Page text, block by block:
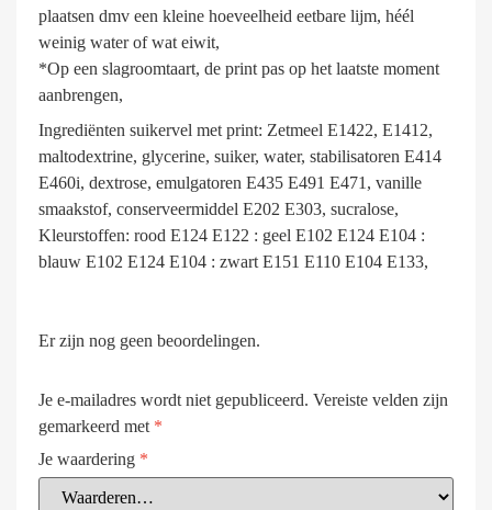
plaatsen dmv een kleine hoeveelheid eetbare lijm, héél
weinig water of wat eiwit,
*Op een slagroomtaart, de print pas op het laatste moment
aanbrengen,
Ingrediënten suikervel met print: Zetmeel E1422, E1412,
maltodextrine, glycerine, suiker, water, stabilisatoren E414
E460i, dextrose, emulgatoren E435 E491 E471, vanille
smaakstof, conserveermiddel E202 E303, sucralose,
Kleurstoffen: rood E124 E122 : geel E102 E124 E104 :
blauw E102 E124 E104 : zwart E151 E110 E104 E133,
Er zijn nog geen beoordelingen.
Je e-mailadres wordt niet gepubliceerd. Vereiste velden zijn
gemarkeerd met *
Je waardering *